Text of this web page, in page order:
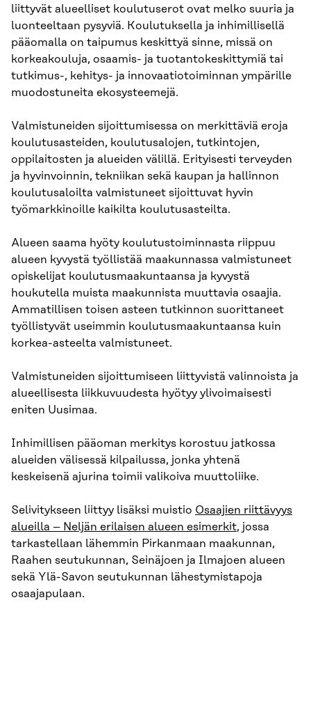
liittyvät alueelliset koulutuserot ovat melko suuria ja
luonteeltaan pysyviä. Koulutuksella ja inhimillisellä
pääomalla on taipumus keskittyä sinne, missä on
korkeakouluja, osaamis- ja tuotantokeskittymiä tai
tutkimus-, kehitys- ja innovaatiotoiminnan ympärille
muodostuneita ekosysteemejä.
Valmistuneiden sijoittumisessa on merkittäviä eroja
koulutusasteiden, koulutusalojen, tutkintojen,
oppilaitosten ja alueiden välillä. Erityisesti terveyden
ja hyvinvoinnin, tekniikan sekä kaupan ja hallinnon
koulutusaloilta valmistuneet sijoittuvat hyvin
työmarkkinoille kaikilta koulutusasteilta.
Alueen saama hyöty koulutustoiminnasta riippuu
alueen kyvystä työllistää maakunnassa valmistuneet
opiskelijat koulutusmaakuntaansa ja kyvystä
houkutella muista maakunnista muuttavia osaajia.
Ammatillisen toisen asteen tutkinnon suorittaneet
työllistyvät useimmin koulutusmaakuntaansa kuin
korkea-asteelta valmistuneet.
Valmistuneiden sijoittumiseen liittyvistä valinnoista ja
alueellisesta liikkuvuudesta hyötyy ylivoimaisesti
eniten Uusimaa.
Inhimillisen pääoman merkitys korostuu jatkossa
alueiden välisessä kilpailussa, jonka yhtenä
keskeisenä ajurina toimii valikoiva muuttoliike.
Selivitykseen liittyy lisäksi muistio Osaajien riittävyys
alueilla – Neljän erilaisen alueen esimerkit, jossa
tarkastellaan lähemmin Pirkanmaan maakunnan,
Raahen seutukunnan, Seinäjoen ja Ilmajoen alueen
sekä Ylä-Savon seutukunnan lähestymistapoja
osaajapulaan.